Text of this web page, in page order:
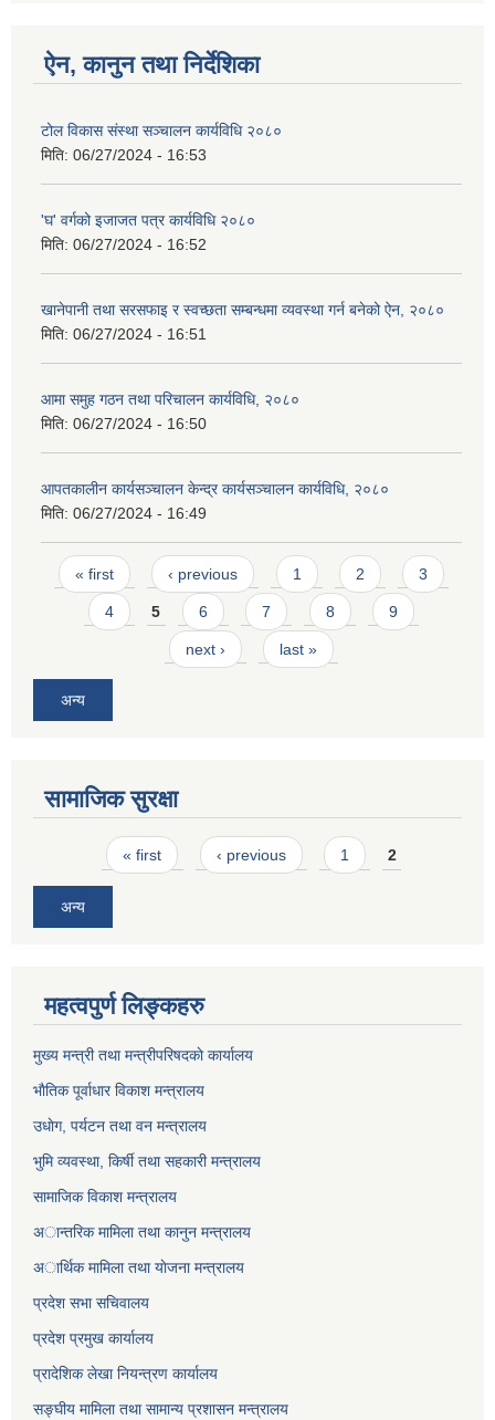
ऐन, कानुन तथा निर्देशिका
टोल विकास संस्था सञ्चालन कार्यविधि २०८०
मिति: 06/27/2024 - 16:53
'घ' वर्गको इजाजत पत्र कार्यविधि २०८०
मिति: 06/27/2024 - 16:52
खानेपानी तथा सरसफाइ र स्वच्छता सम्बन्धमा व्यवस्था गर्न बनेको ऐन, २०८०
मिति: 06/27/2024 - 16:51
आमा समुह गठन तथा परिचालन कार्यविधि, २०८०
मिति: 06/27/2024 - 16:50
आपतकालीन कार्यसञ्चालन केन्द्र कार्यसञ्चालन कार्यविधि, २०८०
मिति: 06/27/2024 - 16:49
Pages
« first ‹ previous 1 2 3
4 5 6 7 8 9
next › last »
अन्य
सामाजिक सुरक्षा
Pages« first ‹ previous 1 2
अन्य
महत्वपुर्ण लिङ्कहरु
मुख्य मन्त्री तथा मन्त्रीपरिषदकाे कार्यालय
भाैतिक पूर्वाधार विकाश मन्त्रालय
उधाेग, पर्यटन तथा वन मन्त्रालय
भुमि व्यवस्था, किर्षी तथा सहकारी मन्त्रालय
सामाजिक विकाश मन्त्रालय
अान्तरिक मामिला तथा कानुन मन्त्रालय
अार्थिक मामिला तथा याेजना मन्त्रालय
प्रदेश सभा सचिवालय
प्रदेश प्रमुख कार्यालय
प्रादेशिक लेखा नियन्त्रण कार्यालय
सङ्‍घीय मामिला तथा सामान्य प्रशासन मन्त्रालय